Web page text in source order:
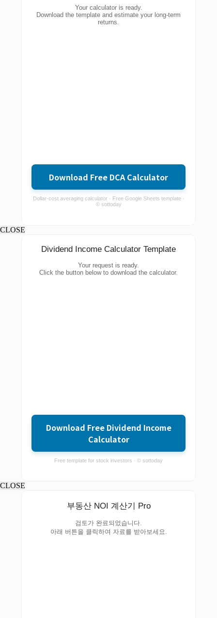
Your calculator is ready.
Download the template and estimate your long-term
returns.
Download Free DCA Calculator
Dollar-cost averaging calculator · Free Google Sheets template ·
© sottoday
CLOSE
Dividend Income Calculator Template
Your request is ready.
Click the button below to download the calculator.
Download Free Dividend Income
Calculator
Free template for stock investors · © sottoday
CLOSE
부동산 NOI 계산기 Pro
검토가 완료되었습니다.
아래 버튼을 클릭하여 자료를 받아보세요.